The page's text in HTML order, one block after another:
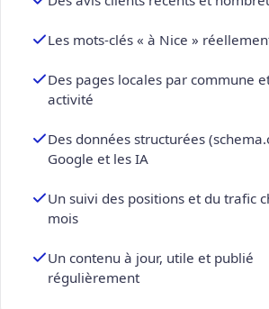
Les mots-clés « à Nice »
Des pages locales par commune
activité
Des données structurées
Google et les IA
Un suivi des positions et du trafic
mois
Un contenu à jour, utile et publié
régulièrement